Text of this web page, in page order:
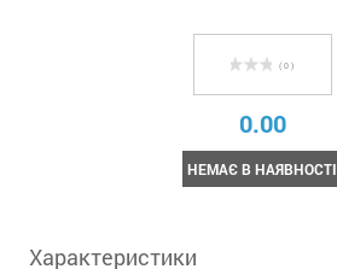
( 0 )
0.00
НЕМАЄ В НАЯВНОСТІ
Характеристики